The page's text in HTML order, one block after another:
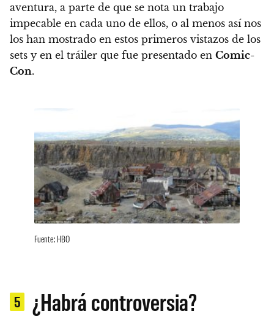
aventura, a parte de que se nota un trabajo
impecable en cada uno de ellos, o al menos así nos
los han mostrado en estos primeros vistazos de los
sets y en el tráiler que fue presentado en Comic-
Con.
Fuente: HBO
5 ¿Habrá controversia?